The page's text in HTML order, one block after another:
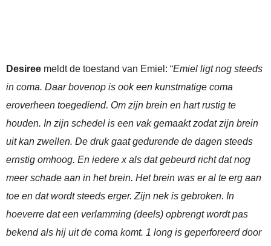
Desiree meldt de toestand van Emiel: “Emiel ligt nog steeds
in coma. Daar bovenop is ook een kunstmatige coma
eroverheen toegediend. Om zijn brein en hart rustig te
houden. In zijn schedel is een vak gemaakt zodat zijn brein
uit kan zwellen. De druk gaat gedurende de dagen steeds
ernstig omhoog. En iedere x als dat gebeurd richt dat nog
meer schade aan in het brein. Het brein was er al te erg aan
toe en dat wordt steeds erger. Zijn nek is gebroken. In
hoeverre dat een verlamming (deels) opbrengt wordt pas
bekend als hij uit de coma komt. 1 long is geperforeerd door